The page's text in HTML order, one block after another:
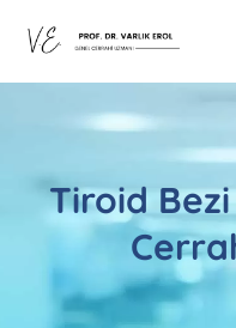
Tiroid Bezi